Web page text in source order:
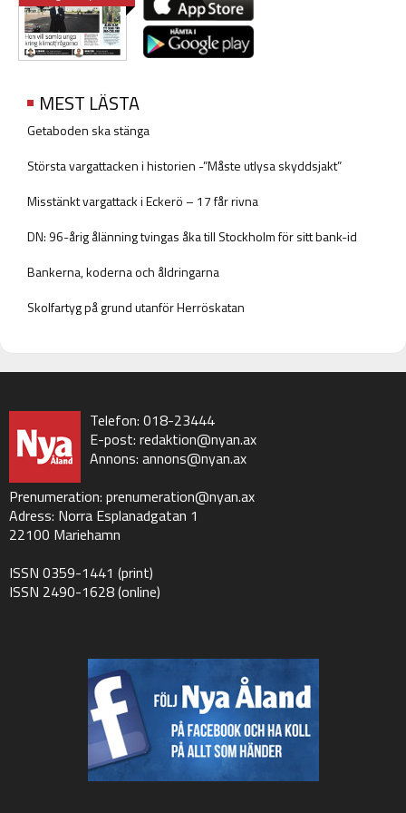
MEST LÄSTA
Getaboden ska stänga
Största vargattacken i historien -”Måste utlysa skyddsjakt”
Misstänkt vargattack i Eckerö – 17 får rivna
DN: 96-årig ålänning tvingas åka till Stockholm för sitt bank-id
Bankerna, koderna och åldringarna
Skolfartyg på grund utanför Herröskatan
Telefon: 018-23444
E-post: redaktion@nyan.ax
Annons: annons@nyan.ax
Prenumeration: prenumeration@nyan.ax
Adress: Norra Esplanadgatan 1
22100 Mariehamn
ISSN 0359-1441 (print)
ISSN 2490-1628 (online)